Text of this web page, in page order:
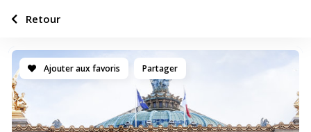
Ajouter aux favoris Partager
Retour